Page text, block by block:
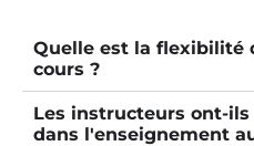
Quelle est la flexibilité
cours ?
Les instructeurs ont-
dans l'enseignement